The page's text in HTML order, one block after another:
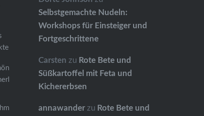
Selbstgemachte Nudeln:
Workshops für Einsteiger und
Fortgeschrittene
Carsten zu Rote Bete und
Süßkartoffel mit Feta und
Kichererbsen
annawander zu Rote Bete und